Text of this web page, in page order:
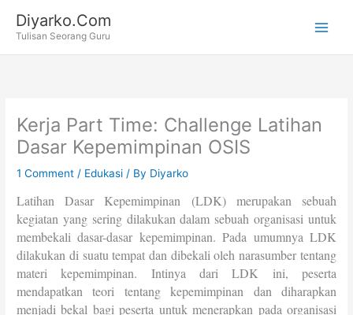
content
Diyarko.Com
Tulisan Seorang Guru
Kerja Part Time: Challenge Latihan
Dasar Kepemimpinan OSIS
1 Comment / Edukasi / By Diyarko
Latihan Dasar Kepemimpinan (LDK) merupakan sebuah
kegiatan yang sering dilakukan dalam sebuah organisasi untuk
membekali dasar-dasar kepemimpinan. Pada umumnya LDK
dilakukan di suatu tempat dan dibekali oleh narasumber tentang
materi kepemimpinan. Intinya dari LDK ini, peserta
mendapatkan teori tentang kepemimpinan dan diharapkan
menjadi bekal bagi peserta untuk menerapkan pada organisasi